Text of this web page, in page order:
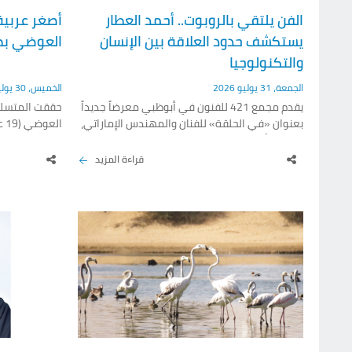
الفن يلتقي بالروبوت.. أحمد العطار
يستكشف حدود العلاقة بين الإنسان
والتكنولوجيا
الجمعة، 31 يوليو 2026
يقدم مجمع 421 للفنون في أبوظبي معرضاً جديداً
بعنوان «في الحلقة» للفنان والمهندس الإماراتي،
الدكتور أحمد العطار، في تجربة فنية تركيبية
غامرة تحوّل قاعة العرض إلى مساحة تفاعلية
اليومية. ويُعد المعرض، الذي يستمر حتى 13
سبتمبر المقبل، أول معرض مؤسسي فردي
للدكتور أحمد العطار، كما يمثل أكثر.
قراءة المزيد
العوضي
الخميس، 30 يوليو 2026
حققت
الإمارات،
حتى
نحو
سلام